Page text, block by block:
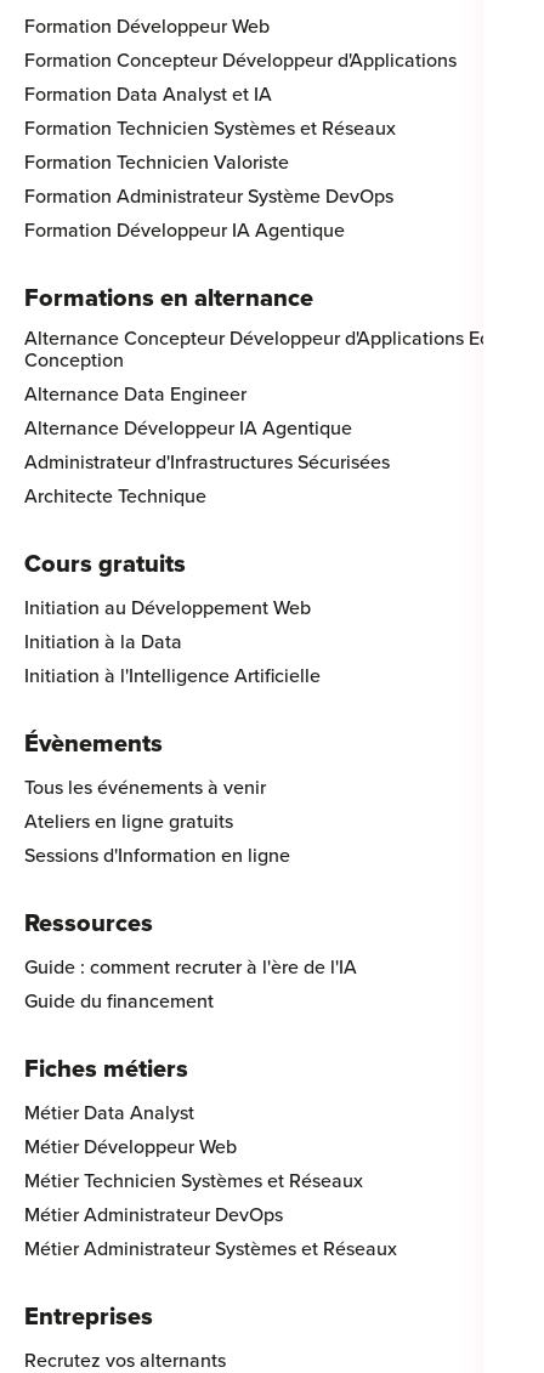
Formation Développeur Web
Formation Concepteur Développeur d'Applications
Formation Data Analyst et IA
Formation Technicien Systèmes et Réseaux
Formation Technicien Valoriste
Formation Administrateur Système DevOps
Formation Développeur IA Agentique
Formations en alternance
Alternance Concepteur Développeur d'Applications Eco-
Conception
Alternance Data Engineer
Alternance Développeur IA Agentique
Administrateur d'Infrastructures Sécurisées
Architecte Technique
Cours gratuits
Initiation au Développement Web
Initiation à la Data
Initiation à l'Intelligence Artificielle
Évènements
Tous les événements à venir
Ateliers en ligne gratuits
Sessions d'Information en ligne
Ressources
Guide : comment recruter à l'ère de l'IA
Guide du financement
Fiches métiers
Métier Data Analyst
Métier Développeur Web
Métier Technicien Systèmes et Réseaux
Métier Administrateur DevOps
Métier Administrateur Systèmes et Réseaux
Entreprises
Recrutez vos alternants